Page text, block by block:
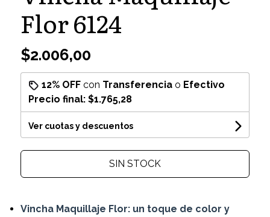
Flor 6124
$2.006,00
12% OFFcon Transferenciao Efectivo
Precio final: $1.765,28
Ver cuotas y descuentos
SIN STOCK
Vincha Maquillaje Flor: un toque de color y